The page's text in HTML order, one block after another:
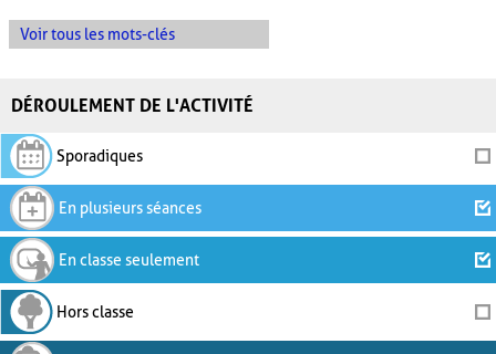
Voir tous les mots-clés
DÉROULEMENT DE L'ACTIVITÉ
Sporadiques
En plusieurs séances
En classe seulement
Hors classe